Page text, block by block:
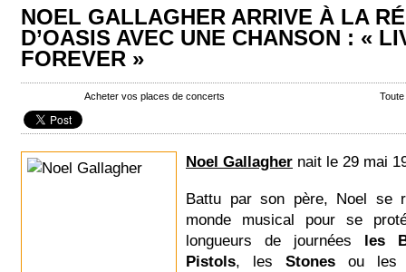
NOEL GALLAGHER ARRIVE À LA
D’OASIS AVEC UNE CHANSON : «
FOREVER »
Acheter vos places de concerts
Noel Gallagher nait le 29 mai
Battu par son père, Noel se
monde musical pour se
longueurs de journées les
Pistols, les Stones ou